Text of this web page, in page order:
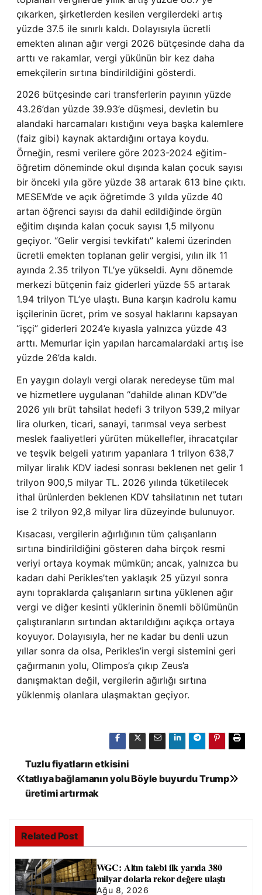
çıkarken, şirketlerden kesilen vergilerdeki artış
yüzde 37.5 ile sınırlı kaldı. Dolayısıyla ücretli
emekten alınan ağır vergi 2026 bütçesinde daha da
arttı ve rakamlar, vergi yükünün bir kez daha
emekçilerin sırtına bindirildiğini gösterdi.
2026 bütçesinde cari transferlerin payının yüzde
43.26’dan yüzde 39.93’e düşmesi, devletin bu
alandaki harcamaları kıstığını veya başka kalemlere
(faiz gibi) kaynak aktardığını ortaya koydu.
Örneğin, resmi verilere göre 2023-2024 eğitim-
öğretim döneminde okul dışında kalan çocuk sayısı
bir önceki yıla göre yüzde 38 artarak 613 bine çıktı.
MESEM’de ve açık öğretimde 3 yılda yüzde 40
artan öğrenci sayısı da dahil edildiğinde örgün
eğitim dışında kalan çocuk sayısı 1,5 milyonu
geçiyor. “Gelir vergisi tevkifatı” kalemi üzerinden
ücretli emekten toplanan gelir vergisi, yılın ilk 11
ayında 2.35 trilyon TL’ye yükseldi. Aynı dönemde
merkezi bütçenin faiz giderleri yüzde 55 artarak
1.94 trilyon TL’ye ulaştı. Buna karşın kadrolu kamu
işçilerinin ücret, prim ve sosyal haklarını kapsayan
“işçi” giderleri 2024’e kıyasla yalnızca yüzde 43
arttı. Memurlar için yapılan harcamalardaki artış ise
yüzde 26’da kaldı.
En yaygın dolaylı vergi ola­rak neredeyse tüm mal
ve hiz­metlere uygulanan “dahilde alınan KDV”de
2026 yılı brüt tahsilat hedefi 3 trilyon 539,2 milyar
lira olurken, ticari, sa­nayi, tarımsal veya serbest
meslek faaliyetleri yürüten mükellefler, ihracatçılar
ve teşvik belgeli yatırım yapan­lara 1 trilyon 638,7
milyar li­ralık KDV iadesi sonrası bek­lenen net gelir 1
trilyon 900,5 milyar TL. 2026 yılında tüke­tilecek
ithal ürünlerden bek­lenen KDV tahsilatının net tu­tarı
ise 2 trilyon 92,8 milyar li­ra düzeyinde bulunuyor.
Kısacası, vergilerin ağırlığının tüm çalışanların
sırtına bindirildiğini gösteren daha birçok resmi
veriyi ortaya koymak mümkün; ancak, yalnızca bu
kadarı dahi Perikles’ten yaklaşık 25 yüzyıl sonra
aynı topraklarda çalışanların sırtına yüklenen ağır
vergi ve diğer kesinti yüklerinin önemli bölümünün
çalıştıranların sırtından aktarıldığını açıkça ortaya
koyuyor. Dolayısıyla, her ne kadar bu denli uzun
yıllar sonra da olsa, Perikles’in vergi sistemini geri
çağırmanın yolu, Olimpos’a çıkıp Zeus’a
danışmaktan değil, vergilerin ağırlığı sırtına
yüklenmiş olanlara ulaşmaktan geçiyor.
Y
a
ı
g
e
Böyle buyurdu Trump
Tuzlu fiyatların etkisini
tatlıya bağlamanın yolu
üretimi artırmak
Related Post
WGC: Altın talebi ilk yarıda 380
milyar dolarla rekor değere ulaştı
Ağu 8, 2026